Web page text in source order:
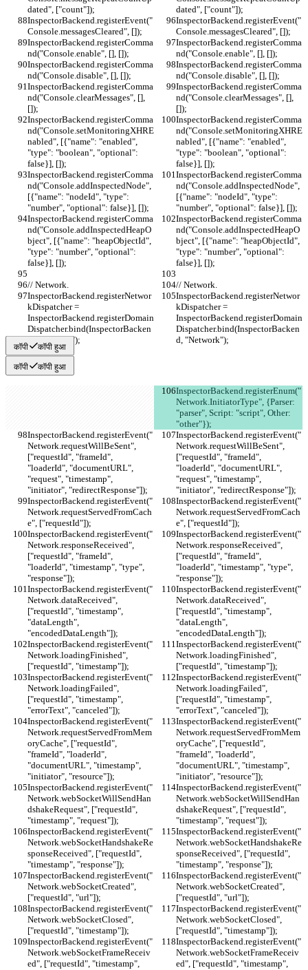
dated", ["count"]);
dated", ["count"]);
InspectorBackend.registerEvent("
Console.messagesCleared", []);
InspectorBackend.registerEvent("
Console.messagesCleared", []);
InspectorBackend.registerComma
nd("Console.enable", [], []);
InspectorBackend.registerComma
nd("Console.enable", [], []);
InspectorBackend.registerComma
nd("Console.disable", [], []);
InspectorBackend.registerComma
nd("Console.disable", [], []);
InspectorBackend.registerComma
nd("Console.clearMessages", [],
[]);
InspectorBackend.registerComma
nd("Console.clearMessages", [],
[]);
InspectorBackend.registerComma
nd("Console.setMonitoringXHRE
nabled", [{"name": "enabled",
"type": "boolean", "optional":
false}], []);
InspectorBackend.registerComma
nd("Console.setMonitoringXHRE
nabled", [{"name": "enabled",
"type": "boolean", "optional":
false}], []);
InspectorBackend.registerComma
nd("Console.addInspectedNode",
[{"name": "nodeId", "type":
"number", "optional": false}], []);
InspectorBackend.registerComma
nd("Console.addInspectedNode",
[{"name": "nodeId", "type":
"number", "optional": false}], []);
InspectorBackend.registerComma
nd("Console.addInspectedHeapO
bject", [{"name": "heapObjectId",
"type": "number", "optional":
false}], []);
InspectorBackend.registerComma
nd("Console.addInspectedHeapO
bject", [{"name": "heapObjectId",
"type": "number", "optional":
false}], []);
// Network.
// Network.
InspectorBackend.registerNetwor
kDispatcher =
InspectorBackend.registerDomain
Dispatcher.bind(InspectorBacken
d, "Network");
InspectorBackend.registerNetwor
kDispatcher =
InspectorBackend.registerDomain
Dispatcher.bind(InspectorBacken
d, "Network");
कॉपी कॉपी हुआ
कॉपी कॉपी हुआ
InspectorBackend.registerEnum("
Network.InitiatorType", {Parser:
"parser", Script: "script", Other:
"other"});
InspectorBackend.registerEvent("
Network.requestWillBeSent",
["requestId", "frameId",
"loaderId", "documentURL",
"request", "timestamp",
"initiator", "redirectResponse"]);
InspectorBackend.registerEvent("
Network.requestWillBeSent",
["requestId", "frameId",
"loaderId", "documentURL",
"request", "timestamp",
"initiator", "redirectResponse"]);
InspectorBackend.registerEvent("
Network.requestServedFromCach
e", ["requestId"]);
InspectorBackend.registerEvent("
Network.requestServedFromCach
e", ["requestId"]);
InspectorBackend.registerEvent("
Network.responseReceived",
["requestId", "frameId",
"loaderId", "timestamp", "type",
"response"]);
InspectorBackend.registerEvent("
Network.responseReceived",
["requestId", "frameId",
"loaderId", "timestamp", "type",
"response"]);
InspectorBackend.registerEvent("
Network.dataReceived",
["requestId", "timestamp",
"dataLength",
"encodedDataLength"]);
InspectorBackend.registerEvent("
Network.dataReceived",
["requestId", "timestamp",
"dataLength",
"encodedDataLength"]);
InspectorBackend.registerEvent("
Network.loadingFinished",
["requestId", "timestamp"]);
InspectorBackend.registerEvent("
Network.loadingFinished",
["requestId", "timestamp"]);
InspectorBackend.registerEvent("
Network.loadingFailed",
["requestId", "timestamp",
"errorText", "canceled"]);
InspectorBackend.registerEvent("
Network.loadingFailed",
["requestId", "timestamp",
"errorText", "canceled"]);
InspectorBackend.registerEvent("
Network.requestServedFromMem
oryCache", ["requestId",
"frameId", "loaderId",
"documentURL", "timestamp",
"initiator", "resource"]);
InspectorBackend.registerEvent("
Network.requestServedFromMem
oryCache", ["requestId",
"frameId", "loaderId",
"documentURL", "timestamp",
"initiator", "resource"]);
InspectorBackend.registerEvent("
Network.webSocketWillSendHan
dshakeRequest", ["requestId",
"timestamp", "request"]);
InspectorBackend.registerEvent("
Network.webSocketWillSendHan
dshakeRequest", ["requestId",
"timestamp", "request"]);
InspectorBackend.registerEvent("
Network.webSocketHandshakeRe
sponseReceived", ["requestId",
"timestamp", "response"]);
InspectorBackend.registerEvent("
Network.webSocketHandshakeRe
sponseReceived", ["requestId",
"timestamp", "response"]);
InspectorBackend.registerEvent("
Network.webSocketCreated",
["requestId", "url"]);
InspectorBackend.registerEvent("
Network.webSocketCreated",
["requestId", "url"]);
InspectorBackend.registerEvent("
Network.webSocketClosed",
["requestId", "timestamp"]);
InspectorBackend.registerEvent("
Network.webSocketClosed",
["requestId", "timestamp"]);
InspectorBackend.registerEvent("
Network.webSocketFrameReceiv
ed", ["requestId", "timestamp",
InspectorBackend.registerEvent("
Network.webSocketFrameReceiv
ed", ["requestId", "timestamp",